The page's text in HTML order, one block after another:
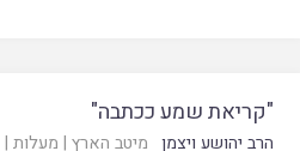
"קריאת שמע ככתבה"
הרב יהושע ויצמן מיטב הארץ | מעלות |